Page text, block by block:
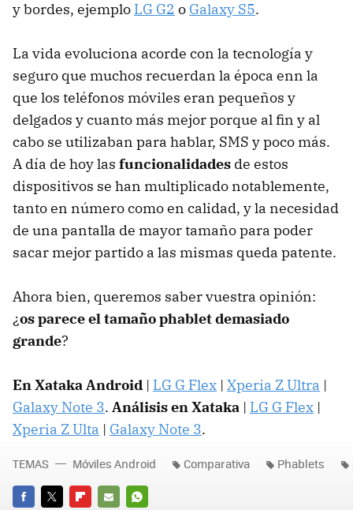
y bordes, ejemplo LG G2 o Galaxy S5.
La vida evoluciona acorde con la tecnología y
seguro que muchos recuerdan la época enn la
que los teléfonos móviles eran pequeños y
delgados y cuanto más mejor porque al fin y al
cabo se utilizaban para hablar, SMS y poco más.
A día de hoy las funcionalidades de estos
dispositivos se han multiplicado notablemente,
tanto en número como en calidad, y la necesidad
de una pantalla de mayor tamaño para poder
sacar mejor partido a las mismas queda patente.
Ahora bien, queremos saber vuestra opinión:
¿os parece el tamaño phablet demasiado
grande?
En Xataka Android | LG G Flex | Xperia Z Ultra |
Galaxy Note 3. Análisis en Xataka | LG G Flex |
Xperia Z Ulta | Galaxy Note 3.
TEMAS Móviles Android Comparativa Phablets